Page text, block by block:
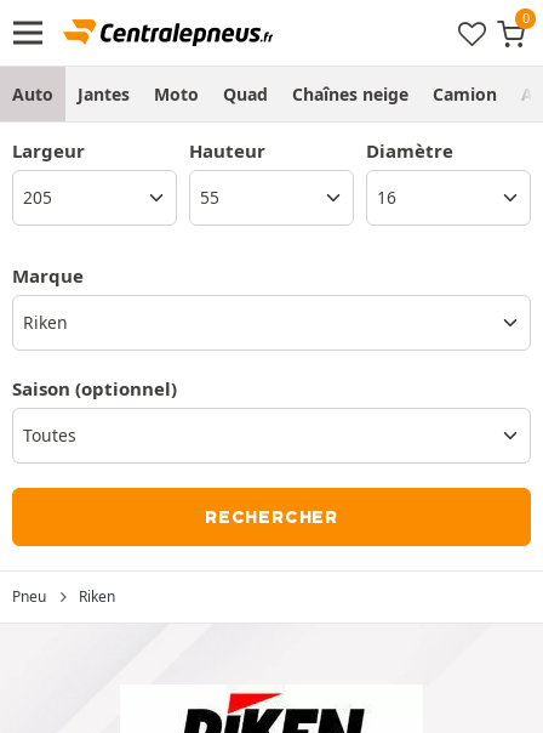
Auto Jantes Moto Quad Chaînes neige Camion
Largeur Hauteur Diamètre
Marque
Riken
Saison (optionnel)
RECHERCHER
Pneu Riken